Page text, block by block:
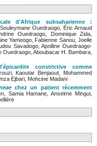
d'Afrique subsaharienne :
Souleymane Ouedraogo, Éric Arnaud
Ouedraogo, Dominique Zida,
Yameogo, Fabienne Sanou, Joelle
Savadogo, Apolline Ouedraogo-
Ouedraogo, Aboubacar H. Bambara,
constrictive comme
Kaoutar Benjaout, Mohammed
Ejbari, Mohcine Madani
chez un patient récemment
Samia Hamane, Anselme Mingui,